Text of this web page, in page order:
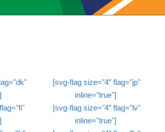
[svg-flag size="4″ flag="jp"
inline="true"]
[svg-flag size="4″ flag="lv"
inline="true"]